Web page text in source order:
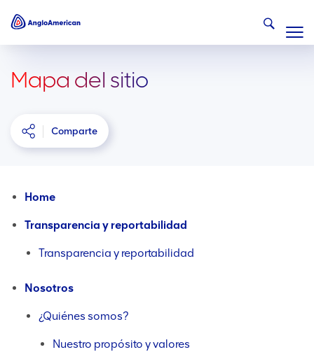
Mapa del sitio
Comparte
Home
Transparencia y reportabilidad
Transparencia y reportabilidad
Nosotros
¿Quiénes somos?
Nuestro propósito y valores